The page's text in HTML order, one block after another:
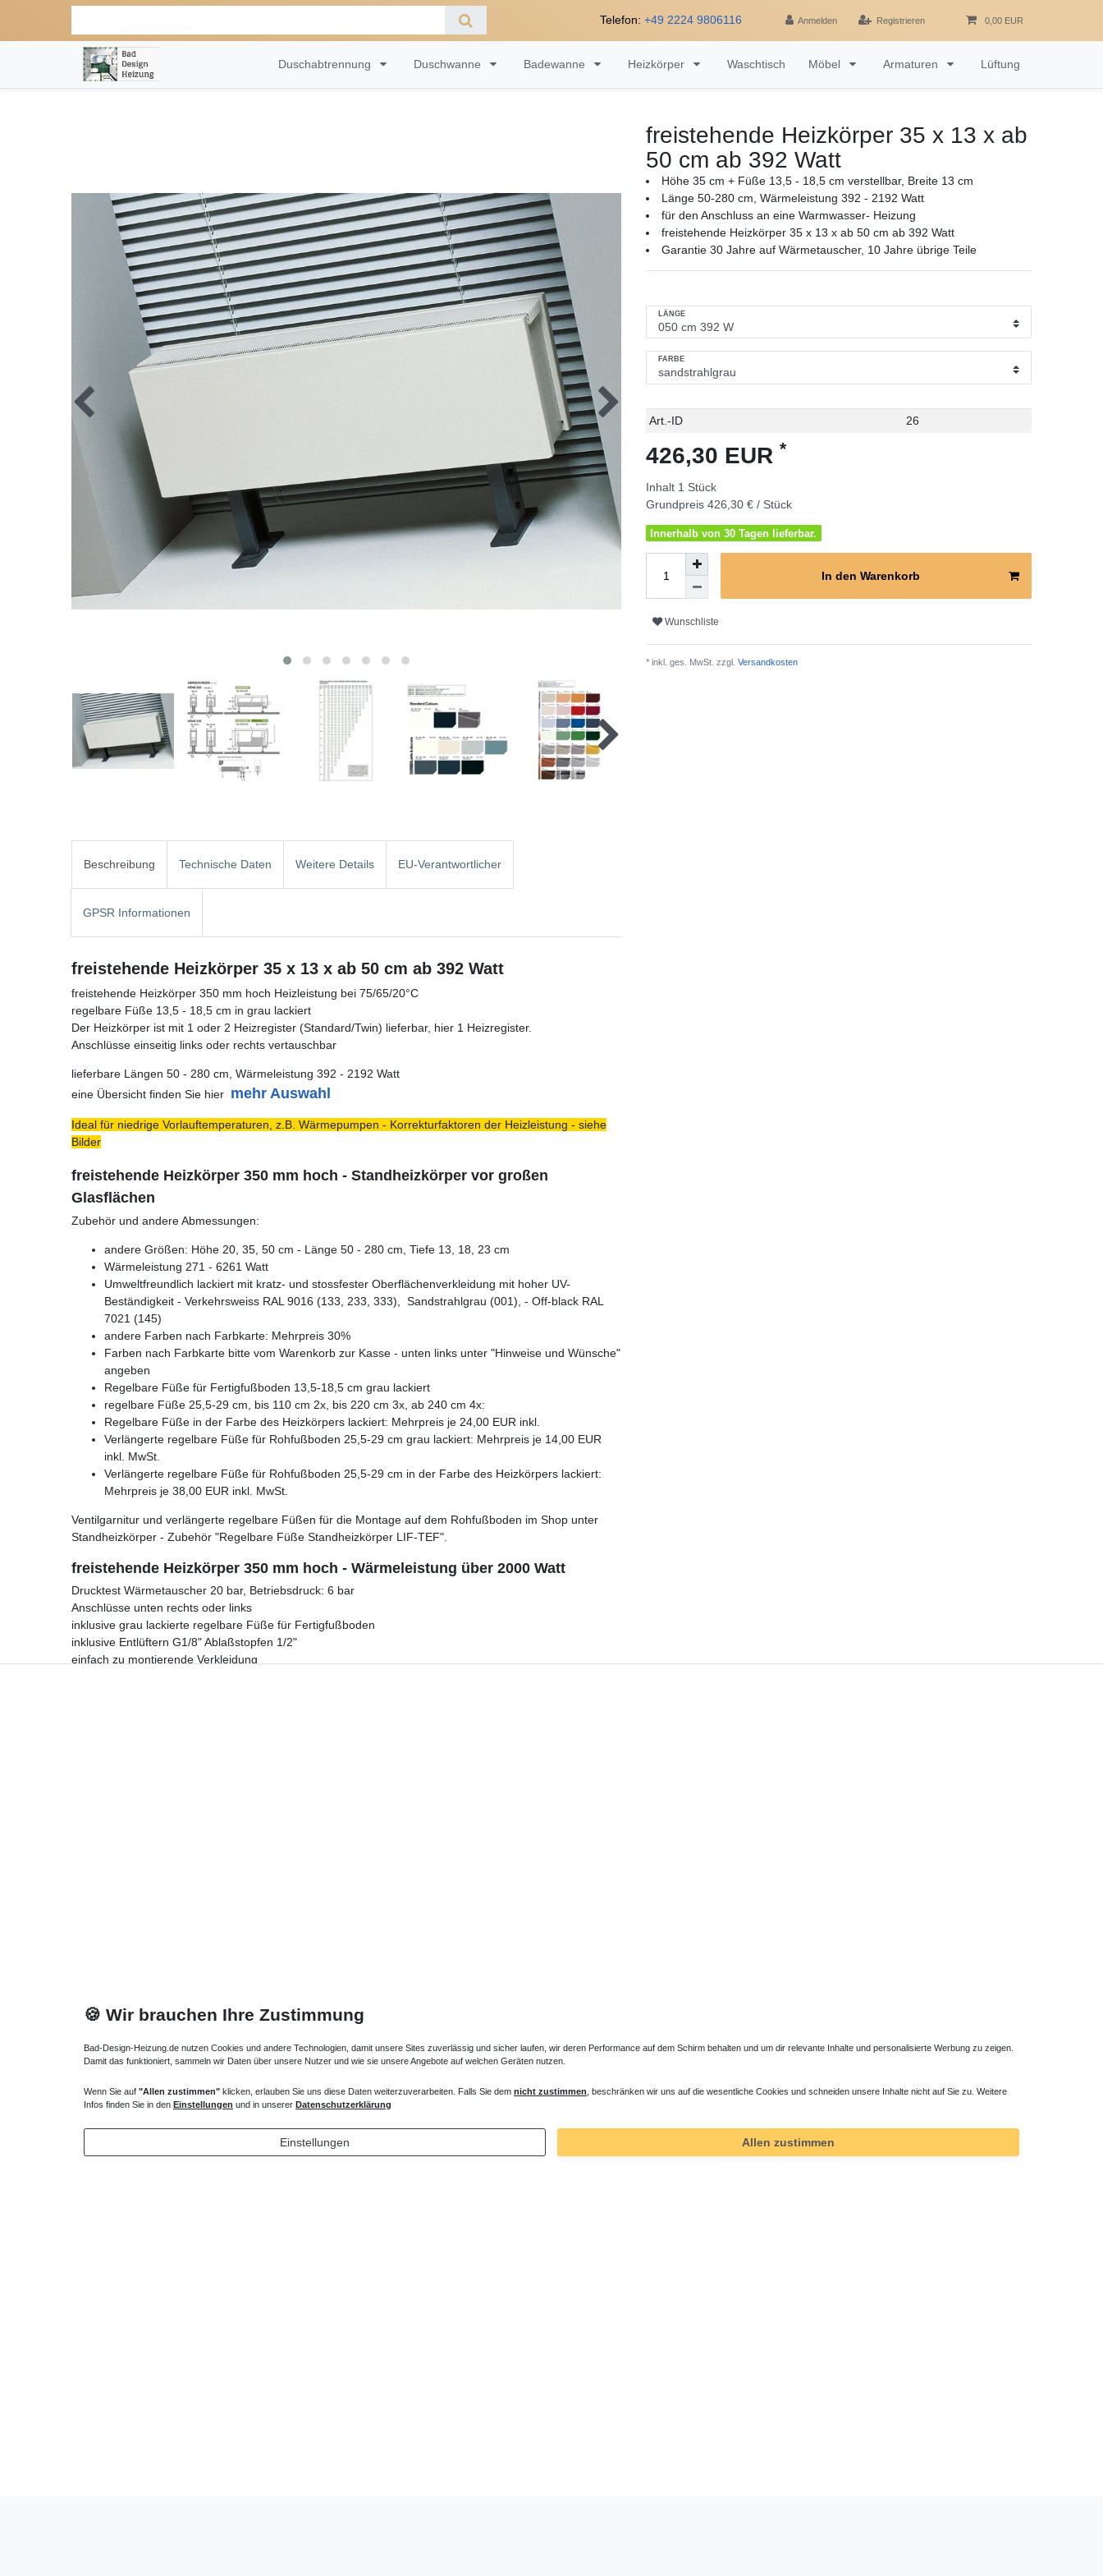
Telefon: +49 2224 9806116 Anmelden Registrieren 0,00 EUR
Duschabtrennung Duschwanne Badewanne Heizkörper Waschtisch Möbel Armaturen Lüftung
freistehende Heizkörper 35 x 13 x ab
50 cm ab 392 Watt
Höhe 35 cm + Füße 13,5 - 18,5 cm verstellbar, Breite 13 cm
Länge 50-280 cm, Wärmeleistung 392 - 2192 Watt
für den Anschluss an eine Warmwasser- Heizung
freistehende Heizkörper 35 x 13 x ab 50 cm ab 392 Watt
Garantie 30 Jahre auf Wärmetauscher, 10 Jahre übrige Teile
LÄNGE
FARBE
Technisches
Wert
Art.-ID 26
426,30 EUR *
Inhalt 1 Stück
Grundpreis 426,30 € / Stück
Innerhalb von 30 Tagen lieferbar.
In den Warenkorb
Wunschliste
* inkl. ges. MwSt. zzgl. Versandkosten
Beschreibung Technische Daten Weitere Details EU-Verantwortlicher
GPSR Informationen
freistehende Heizkörper 35 x 13 x ab 50 cm ab 392 Watt
freistehende Heizkörper 350 mm hoch Heizleistung bei 75/65/20°C
regelbare Füße 13,5 - 18,5 cm in grau lackiert
Der Heizkörper ist mit 1 oder 2 Heizregister (Standard/Twin) lieferbar, hier 1 Heizregister.
Anschlüsse einseitig links oder rechts vertauschbar
lieferbare Längen 50 - 280 cm, Wärmeleistung 392 - 2192 Watt
eine Übersicht finden Sie hier mehr Auswahl
Ideal für niedrige Vorlauftemperaturen, z.B. Wärmepumpen - Korrekturfaktoren der Heizleistung - siehe
Bilder
freistehende Heizkörper 350 mm hoch - Standheizkörper vor großen
Glasflächen
Zubehör und andere Abmessungen:
andere Größen: Höhe 20, 35, 50 cm - Länge 50 - 280 cm, Tiefe 13, 18, 23 cm
Wärmeleistung 271 - 6261 Watt
Umweltfreundlich lackiert mit kratz- und stossfester Oberflächenverkleidung mit hoher UV-
Beständigkeit - Verkehrsweiss RAL 9016 (133, 233, 333), Sandstrahlgrau (001), - Off-black RAL
7021 (145)
andere Farben nach Farbkarte: Mehrpreis 30%
Farben nach Farbkarte bitte vom Warenkorb zur Kasse - unten links unter "Hinweise und Wünsche"
angeben
Regelbare Füße für Fertigfußboden 13,5-18,5 cm grau lackiert
regelbare Füße 25,5-29 cm, bis 110 cm 2x, bis 220 cm 3x, ab 240 cm 4x:
Regelbare Füße in der Farbe des Heizkörpers lackiert: Mehrpreis je 24,00 EUR inkl.
Verlängerte regelbare Füße für Rohfußboden 25,5-29 cm grau lackiert: Mehrpreis je 14,00 EUR
inkl. MwSt.
Verlängerte regelbare Füße für Rohfußboden 25,5-29 cm in der Farbe des Heizkörpers lackiert:
Mehrpreis je 38,00 EUR inkl. MwSt.
Ventilgarnitur und verlängerte regelbare Füßen für die Montage auf dem Rohfußboden im Shop unter
Standheizkörper - Zubehör "Regelbare Füße Standheizkörper LIF-TEF".
freistehende Heizkörper 350 mm hoch - Wärmeleistung über 2000 Watt
Drucktest Wärmetauscher 20 bar, Betriebsdruck: 6 bar
Anschlüsse unten rechts oder links
inklusive grau lackierte regelbare Füße für Fertigfußboden
inklusive Entlüftern G1/8" Ablaßstopfen 1/2"
einfach zu montierende Verkleidung
Heizkörper Ventil
*inkl. ges. MwSt.zzgl.Versandkosten
Regelbare Füße Standheizkörper LIF-TEF
44,70 € *
*inkl. ges. MwSt.zzgl.Versandkosten
🍪 Wir brauchen Ihre Zustimmung
Bad-Design-Heizung.de nutzen Cookies und andere Technologien, damit unsere Sites zuverlässig und sicher laufen, wir deren Performance auf dem Schirm behalten und um dir relevante Inhalte und personalisierte Werbung zu zeigen.
Damit das funktioniert, sammeln wir Daten über unsere Nutzer und wie sie unsere Angebote auf welchen Geräten nutzen.
Wenn Sie auf "Allen zustimmen" klicken, erlauben Sie uns diese Daten weiterzuverarbeiten. Falls Sie dem nicht zustimmen , beschränken wir uns auf die wesentliche Cookies und schneiden unsere Inhalte nicht auf Sie zu. Weitere
Infos finden Sie in den Einstellungen und in unserer Datenschutzerklärung
Einstellungen Allen zustimmen